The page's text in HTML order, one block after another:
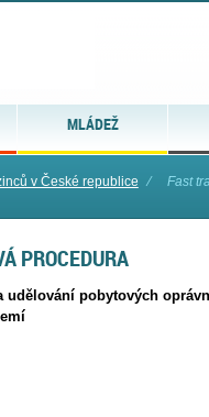
MLÁDEŽ
v České republice ⁄ Fast
PROCEDURA
udělování pobytových